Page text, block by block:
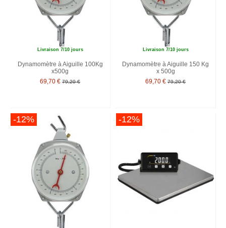
Livraison 7/10 jours
Dynamomètre à Aiguille 100Kg
x500g
69,70 € 79,20 €
Livraison 7/10 jours
Dynamomètre à Aiguille 150 Kg
x 500g
69,70 € 79,20 €
-12% -12%